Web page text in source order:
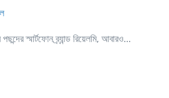
স্মার্টফোন ব্র্যান্ড রিয়েলমি, আবারও...